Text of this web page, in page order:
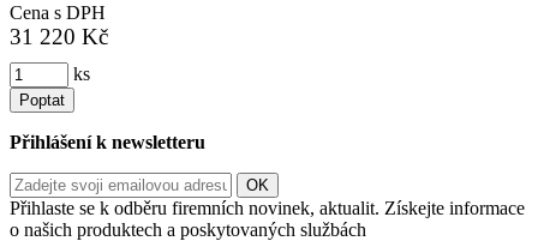
Cena s DPH
31 220 Kč
ks
Poptat
Přihlášení k newsletteru
Přihlaste se k odběru firemních novinek, aktualit. Získejte informace
o našich produktech a poskytovaných službách